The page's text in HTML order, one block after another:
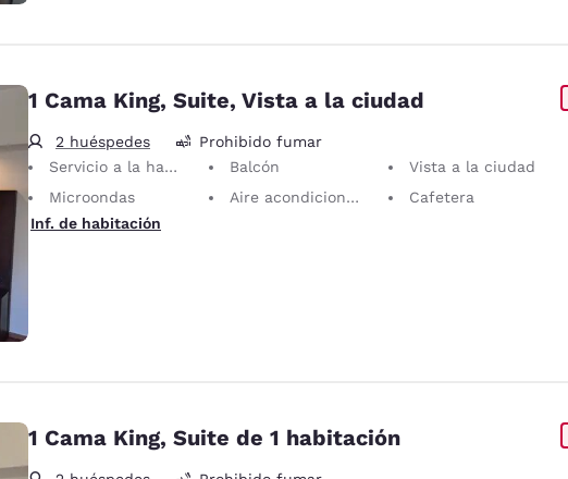
1 Cama King, Suite, Vista a la ciudad
2 huéspedes
Prohibido fumar
Servicio a la habitación las 24 horas
Balcón
Vista a la ciudad
Microondas
Aire acondicionado
Cafetera
Inf. de habitación
1 Cama King, Suite de 1 habitación